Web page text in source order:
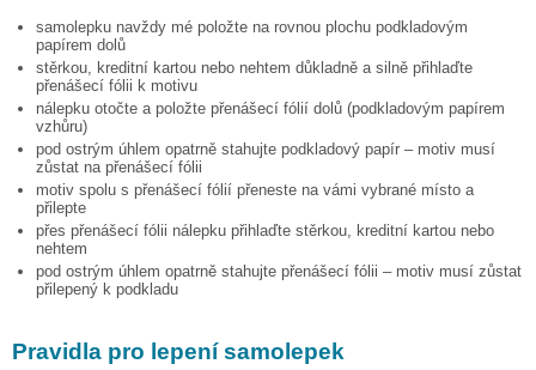
samolepku navždy mé položte na rovnou plochu podkladovým
papírem dolů
stěrkou, kreditní kartou nebo nehtem důkladně a silně přihlaďte
přenášecí fólii k motivu
nálepku otočte a položte přenášecí fólií dolů (podkladovým papírem
vzhůru)
pod ostrým úhlem opatrně stahujte podkladový papír – motiv musí
zůstat na přenášecí fólii
motiv spolu s přenášecí fólií přeneste na vámi vybrané místo a
přilepte
přes přenášecí fólii nálepku přihlaďte stěrkou, kreditní kartou nebo
nehtem
pod ostrým úhlem opatrně stahujte přenášecí fólii – motiv musí zůstat
přilepený k podkladu
Pravidla pro lepení samolepek